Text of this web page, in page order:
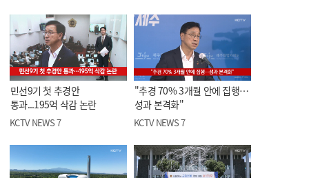
민선9기 첫 추경안
통과...195억 삭감 논란
KCTV NEWS 7
"추경 70% 3개월 안에 집행…
성과 본격화"
KCTV NEWS 7